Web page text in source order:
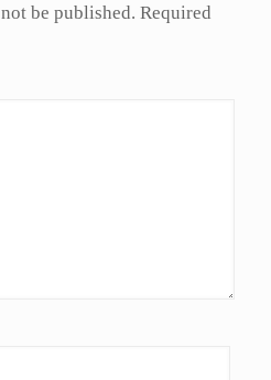
be published. Required